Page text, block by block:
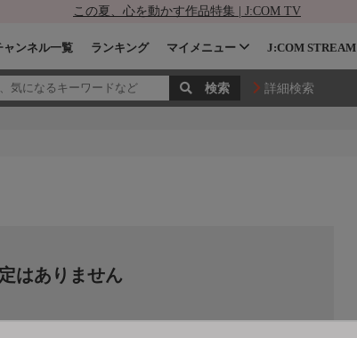
この夏、心を動かす作品特集 | J:COM TV
ャンネル一覧 ランキング マイメニュー J:COM STREAM
詳細検索
はありません